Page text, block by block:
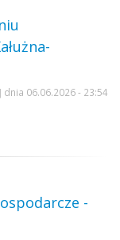
dnia 06.06.2026 - 23:54
-